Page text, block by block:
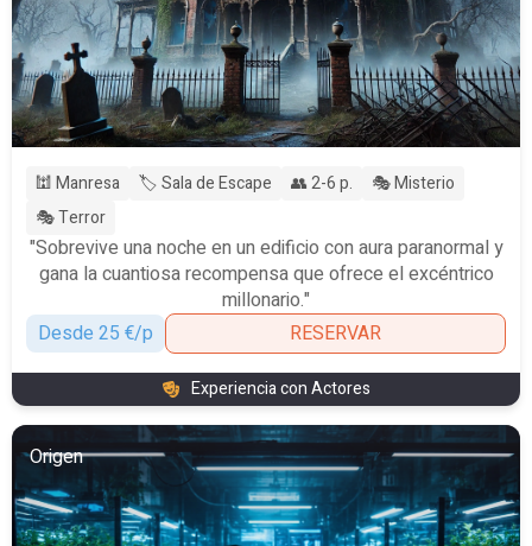
🕍 Manresa 🏷️ Sala de Escape 👥 2-6 p.
🎭 Misterio
🎭 Terror
"Sobrevive una noche en un edificio con aura paranormal y
gana la cuantiosa recompensa que ofrece el excéntrico
millonario."
Desde 25 €/p
RESERVAR
Experiencia con Actores
Origen